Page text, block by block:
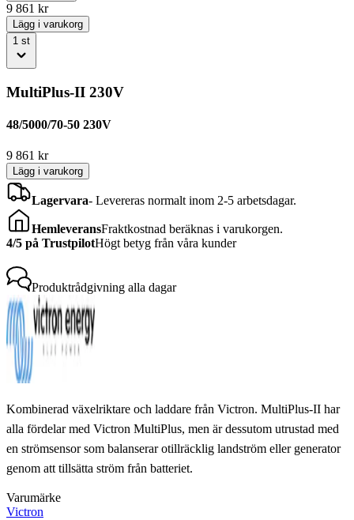
9 861 kr
Lägg i varukorg
1 st
MultiPlus-II 230V
48/5000/70-50 230V
9 861 kr
Lägg i varukorg
Lagervara- Levereras normalt inom 2-5 arbetsdagar.
HemleveransFraktkostnad beräknas i varukorgen.
4/5 på TrustpilotHögt betyg från våra kunder
Produktrådgivning alla dagar
Kombinerad växelriktare och laddare från Victron. MultiPlus-II har
alla fördelar med Victron MultiPlus, men är dessutom utrustad med
en strömsensor som balanserar otillräcklig landström eller generator
genom att tillsätta ström från batteriet.
Varumärke
Victron